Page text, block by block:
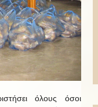
όλους όσοι